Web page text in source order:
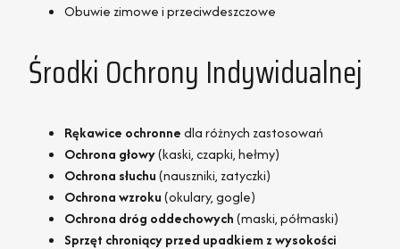
Obuwie zimowe i przeciwdeszczowe
Środki Ochrony Indywidualnej
Rękawice ochronnedla różnych zastosowań
Ochrona głowy(kaski, czapki, hełmy)
Ochrona słuchu(nauszniki, zatyczki)
Ochrona wzroku(okulary, gogle)
Ochrona dróg oddechowych(maski, półmaski)
Sprzęt chroniący przed upadkiem z wysokości